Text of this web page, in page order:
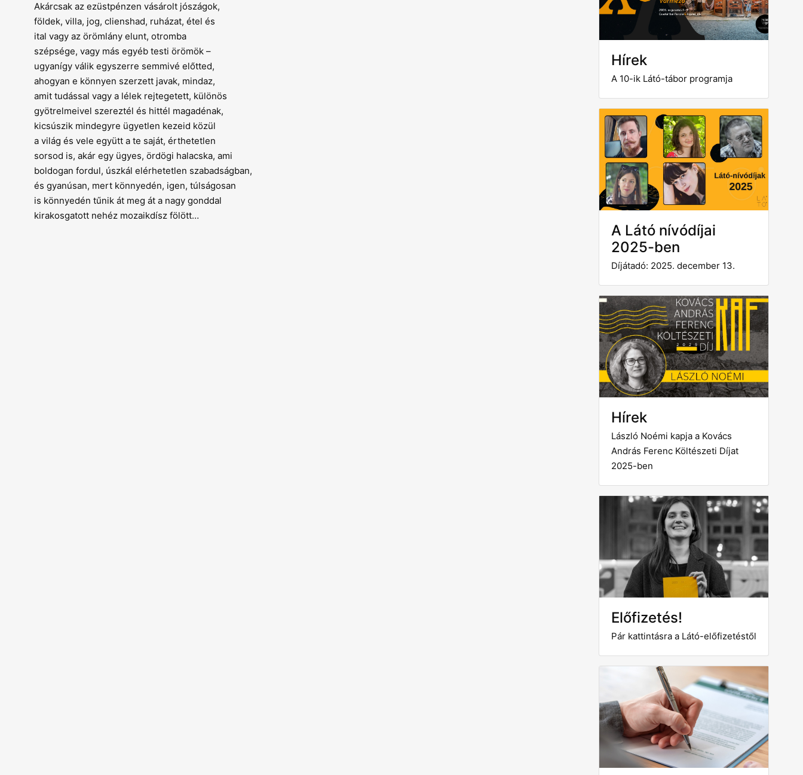
Akárcsak az ezüstpénzen vásárolt jószágok,
földek, villa, jog, clienshad, ruházat, étel és
ital vagy az örömlány elunt, otromba
szépsége, vagy más egyéb testi örömök –
ugyanígy válik egyszerre semmivé előtted,
ahogyan e könnyen szerzett javak, mindaz,
amit tudással vagy a lélek rejtegetett, különös
gyötrelmeivel szereztél és hittél magadénak,
kicsúszik mindegyre ügyetlen kezeid közül
a világ és vele együtt a te saját, érthetetlen
sorsod is, akár egy ügyes, ördögi halacska, ami
boldogan fordul, úszkál elérhetetlen szabadságban,
és gyanúsan, mert könnyedén, igen, túlságosan
is könnyedén tűnik át meg át a nagy gonddal
kirakosgatott nehéz mozaikdísz fölött…
Hírek
A 10-ik Látó-tábor programja
A Látó nívódíjai
2025-ben
Díjátadó: 2025. december 13.
Hírek
László Noémi kapja a Kovács
András Ferenc Költészeti Díjat
2025-ben
Előfizetés!
Pár kattintásra a Látó-előfizetéstől